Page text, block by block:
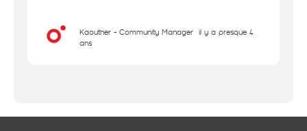
Kaouther - Community Manager il y a presque 4
ans